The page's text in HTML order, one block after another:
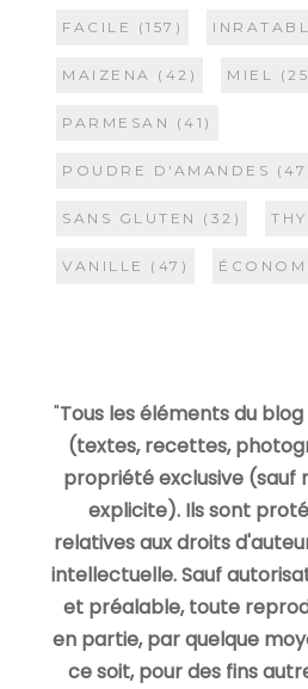
FACILE (157)
MAIZENA (42) MIEL
PARMESAN (41)
POUDRE D'AMANDES
SANS GLUTEN (32)
VANILLE (47)
"Tous les éléments du blog
(textes, recettes,
propriété exclusive (sauf
explicite). Ils sont
relatives aux droits
intellectuelle. Sauf
et préalable, toute
en partie, par quelque
ce soit, pour des fins